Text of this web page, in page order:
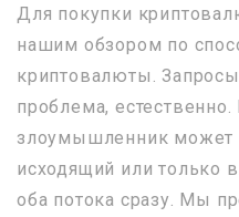
Для покупки
нашим обзором по
криптовалюты.
проблема,
злоумышленник может
исходящий или только
оба потока сразу. Мы